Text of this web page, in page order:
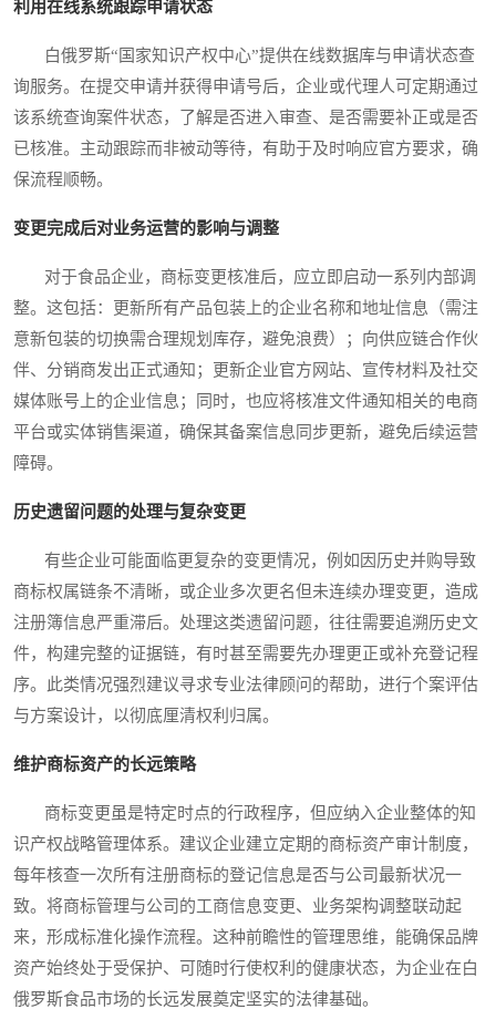
利用在线系统跟踪申请状态
白俄罗斯“国家知识产权中心”提供在线数据库与申请状态查
询服务。在提交申请并获得申请号后，企业或代理人可定期通过
该系统查询案件状态，了解是否进入审查、是否需要补正或是否
已核准。主动跟踪而非被动等待，有助于及时响应官方要求，确
保流程顺畅。
变更完成后对业务运营的影响与调整
对于食品企业，商标变更核准后，应立即启动一系列内部调
整。这包括：更新所有产品包装上的企业名称和地址信息（需注
意新包装的切换需合理规划库存，避免浪费）；向供应链合作伙
伴、分销商发出正式通知；更新企业官方网站、宣传材料及社交
媒体账号上的企业信息；同时，也应将核准文件通知相关的电商
平台或实体销售渠道，确保其备案信息同步更新，避免后续运营
障碍。
历史遗留问题的处理与复杂变更
有些企业可能面临更复杂的变更情况，例如因历史并购导致
商标权属链条不清晰，或企业多次更名但未连续办理变更，造成
注册簿信息严重滞后。处理这类遗留问题，往往需要追溯历史文
件，构建完整的证据链，有时甚至需要先办理更正或补充登记程
序。此类情况强烈建议寻求专业法律顾问的帮助，进行个案评估
与方案设计，以彻底厘清权利归属。
维护商标资产的长远策略
商标变更虽是特定时点的行政程序，但应纳入企业整体的知
识产权战略管理体系。建议企业建立定期的商标资产审计制度，
每年核查一次所有注册商标的登记信息是否与公司最新状况一
致。将商标管理与公司的工商信息变更、业务架构调整联动起
来，形成标准化操作流程。这种前瞻性的管理思维，能确保品牌
资产始终处于受保护、可随时行使权利的健康状态，为企业在白
俄罗斯食品市场的长远发展奠定坚实的法律基础。